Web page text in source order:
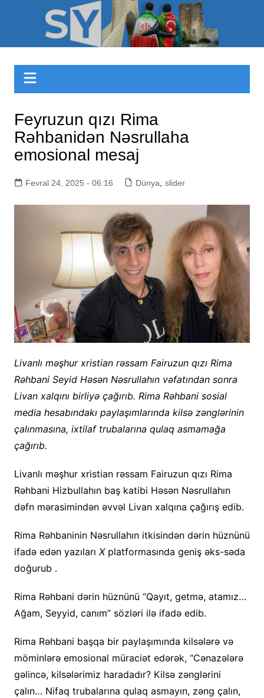
Sizinyol.org
Feyruzun qızı Rima
Rəhbanidən Nəsrullaha
emosional mesaj
Fevral 24, 2025 - 06:16 Dünya slider
Livanlı məşhur xristian rəssam Fairuzun qızı Rima
Rəhbani Seyid Həsən Nəsrullahın vəfatından sonra
Livan xalqını birliyə çağırıb. Rima Rəhbani sosial
media hesabındakı paylaşımlarında kilsə zənglərinin
çalınmasına, ixtilaf trubalarına qulaq asmamağa
çağırıb.
Livanlı məşhur xristian rəssam Fairuzun qızı Rima
Rəhbani Hizbullahın baş katibi Həsən Nəsrullahın
dəfn mərasimindən əvvəl Livan xalqına çağırış edib.
Rima Rəhbaninin Nəsrullahın itkisindən dərin hüznünü
ifadə edən yazıları Xplatformasında geniş əks-səda
doğurub .
Rima Rəhbani dərin hüznünü “Qayıt, getmə, atamız…
Ağam, Seyyid, canım” sözləri ilə ifadə edib.
Rima Rəhbani başqa bir paylaşımında kilsələrə və
möminlərə emosional müraciət edərək, “Cənazələrə
gəlincə, kilsələrimiz haradadır? Kilsə zənglərini
çalın… Nifaq trubalarına qulaq asmayın, zəng çalın,